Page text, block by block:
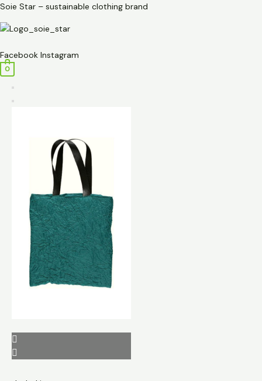
Przejdź
treści
Soie Star – sustainable clothing brand
Facebook Instagram
0
ilość
turkusowa
ramię
z
plisowanego
poliestru